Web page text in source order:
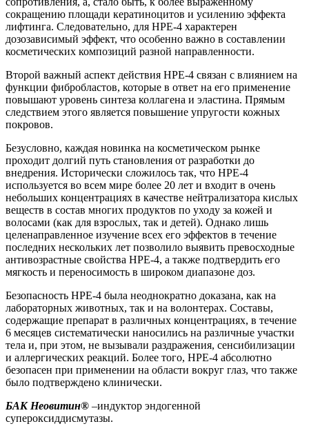
сокращению площади кератиноцитов и усилению эффекта
лифтинга. Следовательно, для НРЕ-4 характерен
дозозависимый эффект, что особенно важно в составлении
косметических композиций разной направленности.
Второй важный аспект действия НРЕ-4 связан с влиянием на
функции фибробластов, которые в ответ на его применение
повышают уровень синтеза коллагена и эластина. Прямым
следствием этого является повышение упругости кожных
покровов.
Безусловно, каждая новинка на косметическом рынке
проходит долгий путь становления от разработки до
внедрения. Исторически сложилось так, что НРЕ-4
используется во всем мире более 20 лет и входит в очень
небольших концентрациях в качестве нейтрализатора кислых
веществ в состав многих продуктов по уходу за кожей и
волосами (как для взрослых, так и детей). Однако лишь
целенаправленное изучение всех его эффектов в течение
последних нескольких лет позволило выявить превосходные
антивозрастные свойства НРЕ-4, а также подтвердить его
мягкость и переносимость в широком диапазоне доз.
Безопасность НРЕ-4 была неоднократно доказана, как на
лабораторных животных, так и на волонтерах. Составы,
содержащие препарат в различных концентрациях, в течение
6 месяцев систематически наносились на различные участки
тела и, при этом, не вызывали раздражения, сенсибилизации
и аллергических реакций. Более того, НРЕ-4 абсолютно
безопасен при применении на области вокруг глаз, что также
было подтверждено клинически.
БАК Неовитин® –индуктор эндогенной
супероксиддисмутазы.